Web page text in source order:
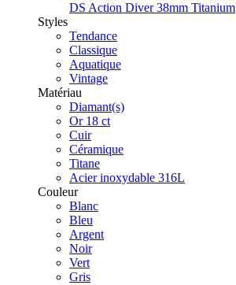
DS Action Diver 38mm Titanium
Styles
Tendance
Classique
Aquatique
Vintage
Matériau
Diamant(s)
Or 18 ct
Cuir
Céramique
Titane
Acier inoxydable 316L
Couleur
Blanc
Bleu
Argent
Noir
Vert
Gris